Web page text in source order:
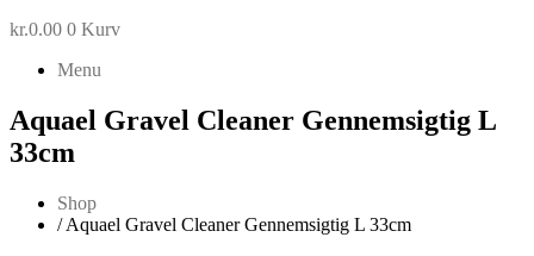
kr.0.00 0 Kurv
Menu
Aquael Gravel Cleaner Gennemsigtig L
33cm
Shop
/ Aquael Gravel Cleaner Gennemsigtig L 33cm